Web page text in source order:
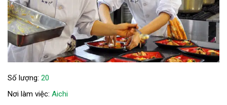
Số lượng: 20
Nơi làm việc: Aichi